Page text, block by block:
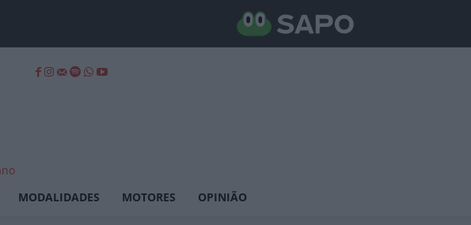
MODALIDADES MOTORES OPINIÃO